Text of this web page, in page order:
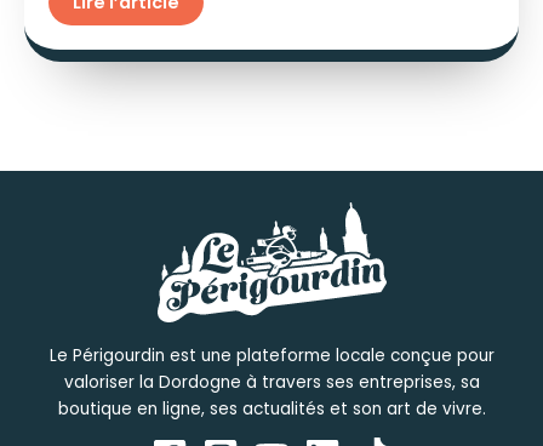
Le Périgourdin est une plateforme locale conçue pour
valoriser la Dordogne à travers ses entreprises, sa
boutique en ligne, ses actualités et son art de vivre.